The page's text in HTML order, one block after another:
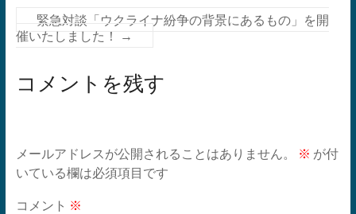
緊急対談「ウクライナ紛争の背景にあるもの」を開
催いたしました！
→
コメントを残す
メールアドレスが公開されることはありません。 ※ が付
いている欄は必須項目です
コメント ※